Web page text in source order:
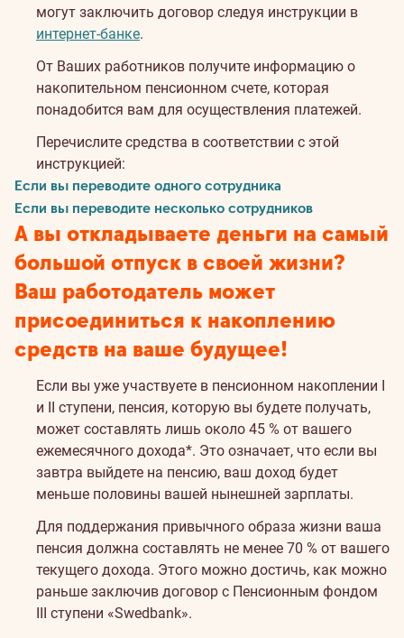
могут заключить договор следуя инструкции в
интернет-банке.
От Ваших работников получите информацию о
накопительном пенсионном счете, которая
понадобится вам для осуществления платежей.
Перечислите средства в соответствии с этой
инструкцией:
Если вы переводите одного сотрудника
Если вы переводите несколько сотрудников
А вы откладываете деньги на самый
большой отпуск в своей жизни?
Ваш работодатель может
присоединиться к накоплению
средств на ваше будущее!
Если вы уже участвуете в пенсионном накоплении I
и II ступени, пенсия, которую вы будете получать,
может составлять лишь около 45 % от вашего
ежемесячного дохода*. Это означает, что если вы
завтра выйдете на пенсию, ваш доход будет
меньше половины вашей нынешней зарплаты.
Для поддержания привычного образа жизни ваша
пенсия должна составлять не менее 70 % от вашего
текущего дохода. Этого можно достичь, как можно
раньше заключив договор с Пенсионным фондом
III ступени «Swedbank».